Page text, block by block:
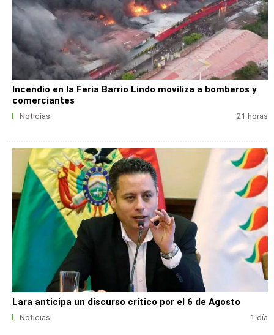
Incendio en la Feria Barrio Lindo moviliza a bomberos y
comerciantes
Noticias 21 horas
Lara anticipa un discurso crítico por el 6 de Agosto
Noticias 1 día